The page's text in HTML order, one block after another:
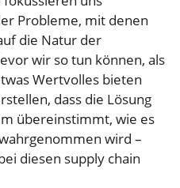
Probleme, mit denen
die Natur der
wir so tun können, als
Wertvolles bieten
dass die Lösung
übereinstimmt, wie es
wird –
diesen supply chain